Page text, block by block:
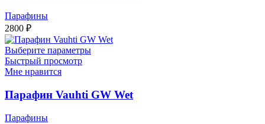
Парафины
2800 ₽
Выберите параметры
Быстрый просмотр
Мне нравится
Парафин Vauhti GW Wet
Парафины